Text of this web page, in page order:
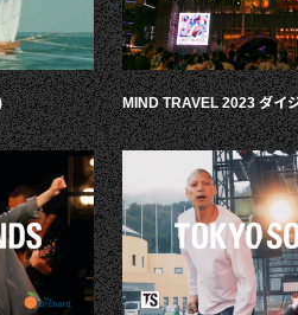
MIND TRAVEL 2023 ダイ